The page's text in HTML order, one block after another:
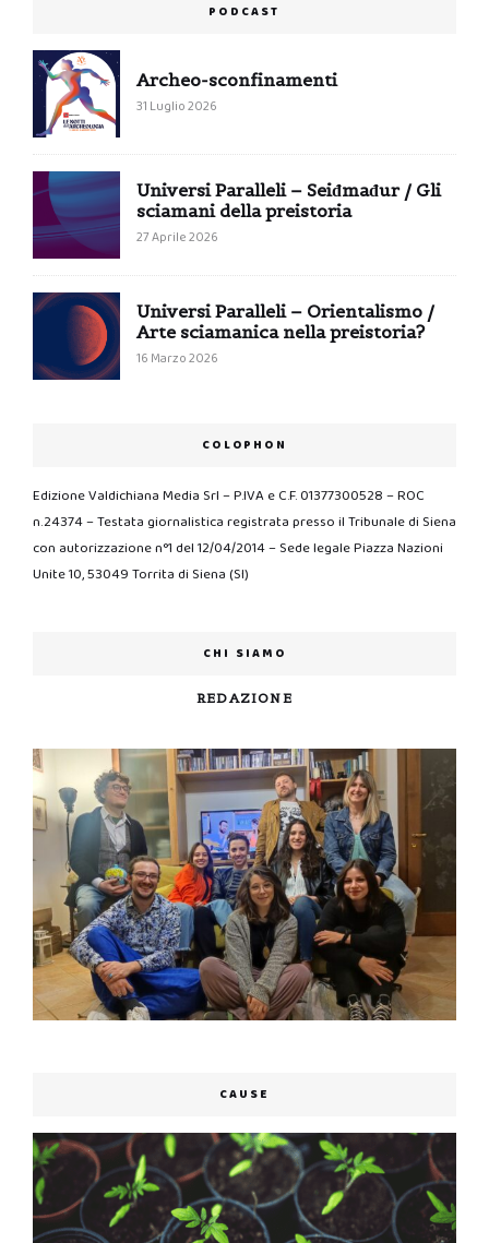
PODCAST
Archeo-sconfinamenti
31 Luglio 2026
Universi Paralleli – Seiđmađur / Gli
sciamani della preistoria
27 Aprile 2026
Universi Paralleli – Orientalismo /
Arte sciamanica nella preistoria?
16 Marzo 2026
COLOPHON
Edizione Valdichiana Media Srl – P.IVA e C.F. 01377300528 – ROC
n.24374 – Testata giornalistica registrata presso il Tribunale di Siena
con autorizzazione n°1 del 12/04/2014 – Sede legale Piazza Nazioni
Unite 10, 53049 Torrita di Siena (SI)
CHI SIAMO
REDAZIONE
CAUSE